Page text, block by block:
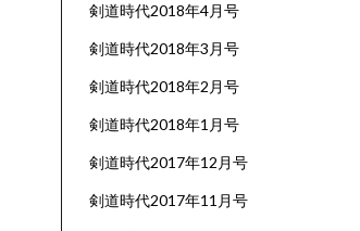
剣道時代2018年4月号
剣道時代2018年3月号
剣道時代2018年2月号
剣道時代2018年1月号
剣道時代2017年12月号
剣道時代2017年11月号